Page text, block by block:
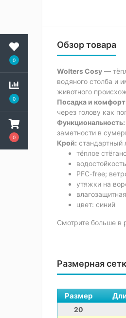
0
0
0
Обзор товара
Wolters Cosy —
водяного столба и
животного
Посадка и
через голову как
Функциональность:
заметности в
Крой: стандартный
тёплое
PFC-free;
утяжки на
цвет: синий
Смотрите больше в
Размерная
Размер
20